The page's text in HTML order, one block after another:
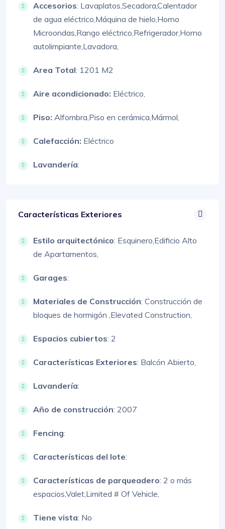
Accesorios: Lavaplatos,Secadora,Calentador
de agua eléctrico,Máquina de hielo,Horno
Microondas,Rango eléctrico,Refrigerador,Horno
autolimpiante,Lavadora,
Area Total: 1201 M2
Aire acondicionado: Eléctrico,
Piso: Alfombra,Piso en cerámica,Mármol,
Calefacción: Eléctrico
Lavandería:
Características Exteriores
Estilo arquitectónico: Esquinero,Edificio Alto
de Apartamentos,
Garages:
Materiales de Construcción: Construcción de
bloques de hormigón ,Elevated Construction,
Espacios cubiertos: 2
Características Exteriores: Balcón Abierto,
Lavandería:
Año de construcción: 2007
Fencing:
Características del lote:
Características de parqueadero: 2 o más
espacios,Valet,Limited # Of Vehicle,
Tiene vista: No